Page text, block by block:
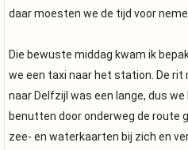
daar moesten we de tijd voor
Die bewuste middag kwam ik
we een taxi naar het station. De
naar Delfzijl was een lange, dus
benutten door onderweg de route
zee- en waterkaarten bij zich en